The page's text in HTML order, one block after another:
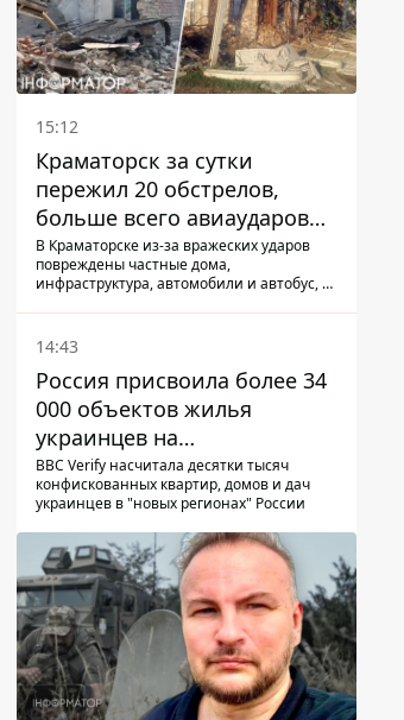
15:12
Краматорск за сутки
пережил 20 обстрелов,
больше всего авиаударов
КАБ-250
В Краматорске из-за вражеских ударов
повреждены частные дома,
инфраструктура, автомобили и автобус, а
14:43
Россия присвоила более 34
000 объектов жилья
украинцев на
оккупированных
территориях -
BBC Verify насчитала десятки тысяч
конфискованных квартир, домов и дач
украинцев в "новых регионах" России